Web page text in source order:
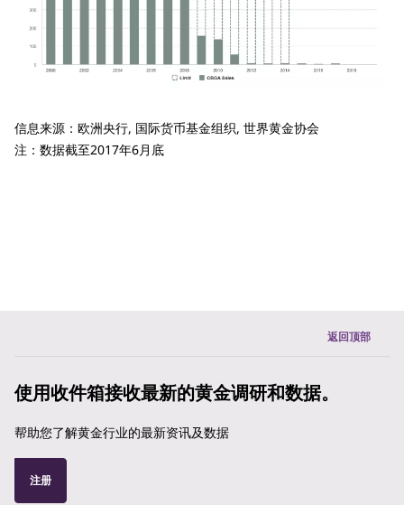
信息来源：欧洲央行, 国际货币基金组织, 世界黄金协会
注：数据截至2017年6月底
返回顶部
使用收件箱接收最新的黄金调研和数据。
帮助您了解黄金行业的最新资讯及数据
注册